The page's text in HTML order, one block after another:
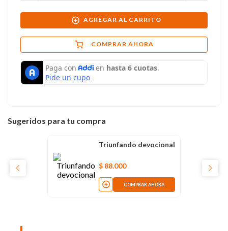
AGREGAR AL CARRITO
COMPRAR AHORA
Sugeridos para tu compra
Triunfando devocional
$ 88.000
COMPRAR AHORA